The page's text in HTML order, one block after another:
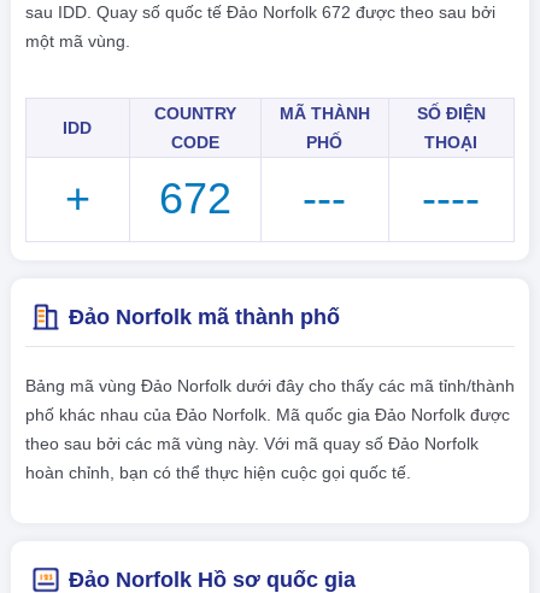
sau IDD. Quay số quốc tế Đảo Norfolk 672 được theo sau bởi
một mã vùng.
IDD
COUNTRY
CODE
MÃ THÀNH
PHỐ
SỐ ĐIỆN
THOẠI
+ 672 --- ----
Đảo Norfolk mã thành phố
Bảng mã vùng Đảo Norfolk dưới đây cho thấy các mã tỉnh/thành
phố khác nhau của Đảo Norfolk. Mã quốc gia Đảo Norfolk được
theo sau bởi các mã vùng này. Với mã quay số Đảo Norfolk
hoàn chỉnh, bạn có thể thực hiện cuộc gọi quốc tế.
Đảo Norfolk Hồ sơ quốc gia